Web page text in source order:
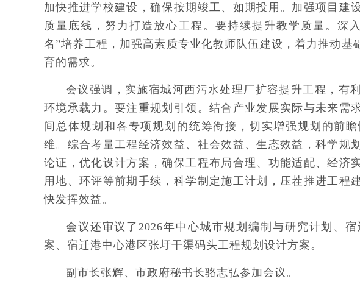
加快推进学校建设，确保按期竣工、如期投用。加强项目建
质量底线，努力打造放心工程。要持续提升教学质量。深
名”培养工程，加强高素质专业化教师队伍建设，着力推动基
育的需求。
会议强调，实施宿城河西污水处理厂扩容提升工程，有
环境承载力。要注重规划引领。结合产业发展实际与未来需
间总体规划和各专项规划的统筹衔接，切实增强规划的前
维。综合考量工程经济效益、社会效益、生态效益，科学规
论证，优化设计方案，确保工程布局合理、功能适配、经济
用地、环评等前期手续，科学制定施工计划，压茬推进工程
快发挥效益。
会议还审议了2026年中心城市规划编制与研究计划、
案、宿迁港中心港区张圩干渠码头工程规划设计方案。
副市长张辉、市政府秘书长骆志弘参加会议。